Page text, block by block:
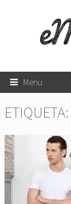
Menu
ETIQUETA: